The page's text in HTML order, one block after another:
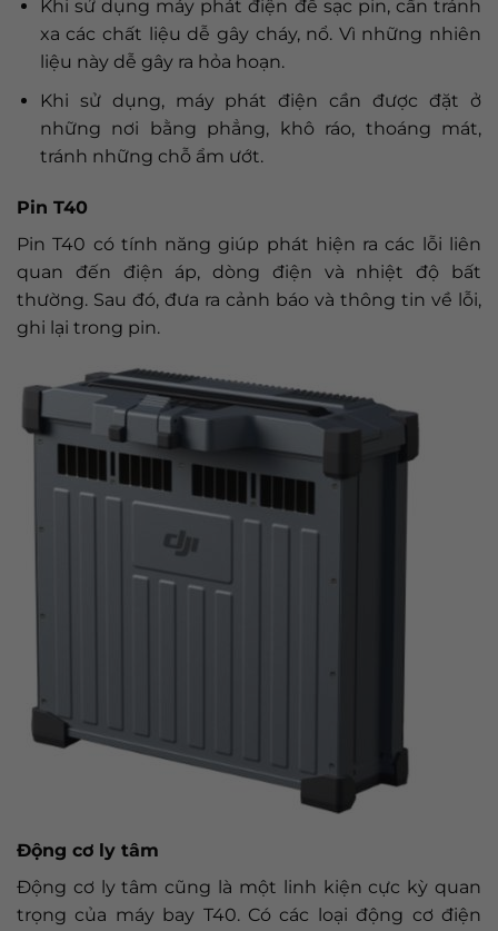
Khi sử dụng máy phát điện để sạc pin, cần tránh
xa các chất liệu dễ gây cháy, nổ. Vì những nhiên
liệu này dễ gây ra hỏa hoạn.
Khi sử dụng, máy phát điện cần được đặt ở
những nơi bằng phẳng, khô ráo, thoáng mát,
tránh những chỗ ẩm ướt.
Pin T40
Pin T40 có tính năng giúp phát hiện ra các lỗi liên
quan đến điện áp, dòng điện và nhiệt độ bất
thường. Sau đó, đưa ra cảnh báo và thông tin về lỗi,
ghi lại trong pin.
Động cơ ly tâm
Động cơ ly tâm cũng là một linh kiện cực kỳ quan
trọng của máy bay T40. Có các loại động cơ điện